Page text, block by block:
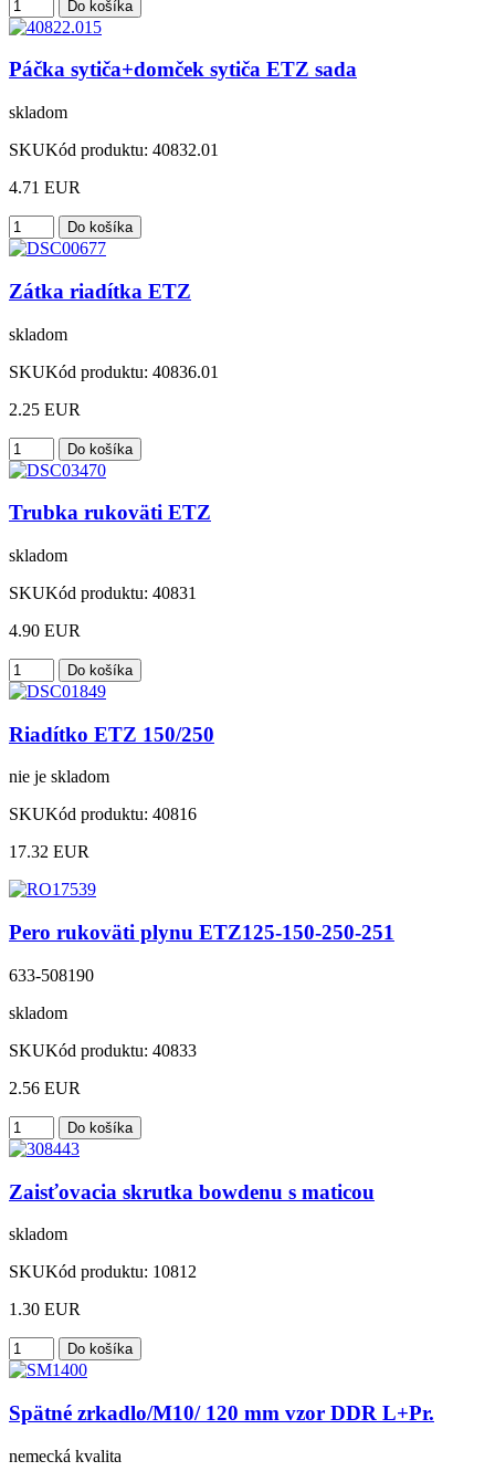
Páčka sytiča+domček sytiča ETZ sada
skladom
SKUKód produktu: 40832.01
4.71 EUR
Zátka riadítka ETZ
skladom
SKUKód produktu: 40836.01
2.25 EUR
Trubka rukoväti ETZ
skladom
SKUKód produktu: 40831
4.90 EUR
Riadítko ETZ 150/250
nie je skladom
SKUKód produktu: 40816
17.32 EUR
Pero rukoväti plynu ETZ125-150-250-251
633-508190
skladom
SKUKód produktu: 40833
2.56 EUR
Zaisťovacia skrutka bowdenu s maticou
skladom
SKUKód produktu: 10812
1.30 EUR
Spätné zrkadlo/M10/ 120 mm vzor DDR L+Pr.
nemecká kvalita